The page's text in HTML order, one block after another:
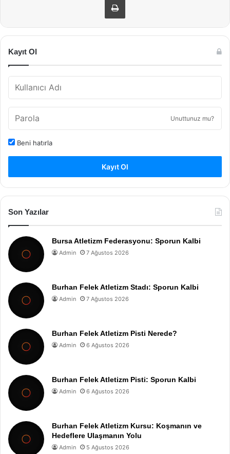
Kayıt Ol
Unuttunuz mu?
Beni hatırla
Kayıt Ol
Son Yazılar
Bursa Atletizm Federasyonu: Sporun Kalbi
Admin 7 Ağustos 2026
Burhan Felek Atletizm Stadı: Sporun Kalbi
Admin 7 Ağustos 2026
Burhan Felek Atletizm Pisti Nerede?
Admin 6 Ağustos 2026
Burhan Felek Atletizm Pisti: Sporun Kalbi
Admin 6 Ağustos 2026
Burhan Felek Atletizm Kursu: Koşmanın ve
Hedeflere Ulaşmanın Yolu
Admin 5 Ağustos 2026